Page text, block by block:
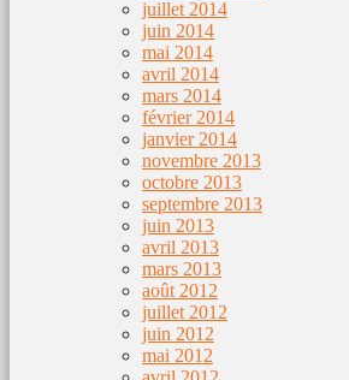
juillet 2014
juin 2014
mai 2014
avril 2014
mars 2014
février 2014
janvier 2014
novembre 2013
octobre 2013
septembre 2013
juin 2013
avril 2013
mars 2013
août 2012
juillet 2012
juin 2012
mai 2012